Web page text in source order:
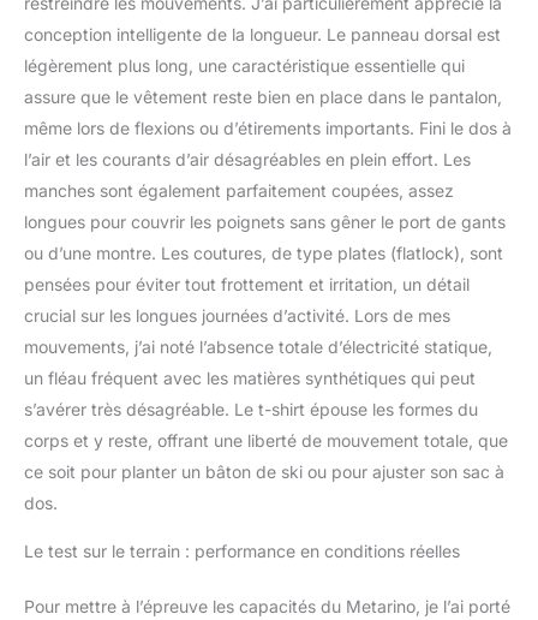
L'ajout de panneaux
construction à coutures
plates aident à prévenir
les frottements et à
augmenter votre niveau
de confort. Ajoutez l'une
de nos meilleures
couches de base par
temps froid à votre
garde-robe d'hiver et
faites l'expérience de la
fois que vous allez faire
du ski, de la randonnée,
de l'escalade ou du vélo.
Entretien de la laine
instructions d'entretien
lavage et d'usure, nous
instructions d'entretien
conception intelligente de la longueur. Le panneau dorsal est
légèrement plus long, une caractéristique essentielle qui
assure que le vêtement reste bien en place dans le pantalon,
même lors de flexions ou d’étirements importants. Fini le dos à
l’air et les courants d’air désagréables en plein effort. Les
manches sont également parfaitement coupées, assez
longues pour couvrir les poignets sans gêner le port de gants
ou d’une montre. Les coutures, de type plates (flatlock), sont
pensées pour éviter tout frottement et irritation, un détail
crucial sur les longues journées d’activité. Lors de mes
mouvements, j’ai noté l’absence totale d’électricité statique,
un fléau fréquent avec les matières synthétiques qui peut
s’avérer très désagréable. Le t-shirt épouse les formes du
corps et y reste, offrant une liberté de mouvement totale, que
ce soit pour planter un bâton de ski ou pour ajuster son sac à
dos.
Le test sur le terrain : performance en conditions réelles
Pour mettre à l’épreuve les capacités du Metarino, je l’ai porté